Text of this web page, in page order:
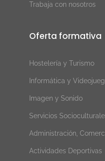
Trabaja con nosotros
Oferta formativa
Hostelería y Turismo
Informática y
Imagen y Sonido
Servicios
Administración,
Actividades Deportivas